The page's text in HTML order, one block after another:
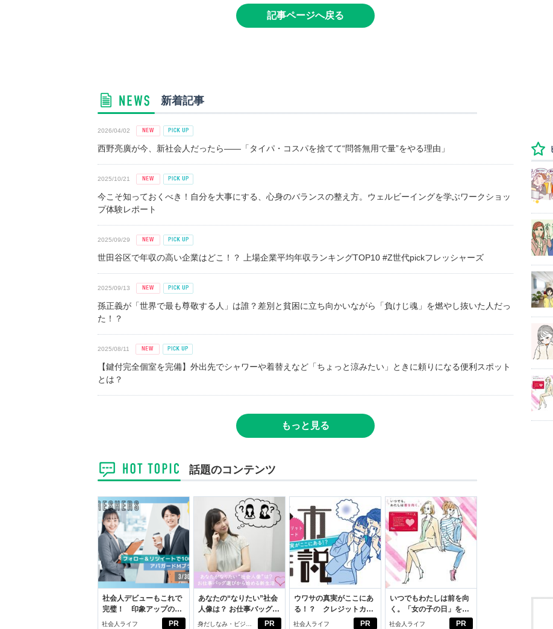
記事ページへ戻る
新着記事
2026/04/02
西野亮廣が今、新社会人だったら――「タイパ・コスパを捨てて“問答無用で量”をやる理由」
2025/10/21
今こそ知っておくべき！自分を大事にする、心身のバランスの整え方。ウェルビーイングを学ぶワークショッ
プ体験レポート
2025/09/29
世田谷区で年収の高い企業はどこ！？ 上場企業平均年収ランキングTOP10 #Z世代pickフレッシャーズ
2025/09/13
孫正義が「世界で最も尊敬する人」は誰？差別と貧困に立ち向かいながら「負けじ魂」を燃やし抜いた人だっ
た！？
2025/08/11
【鍵付完全個室を完備】外出先でシャワーや着替えなど「ちょっと涼みたい」ときに頼りになる便利スポット
とは？
もっと見る
話題のコンテンツ
PR
社会人デビューもこれで
完璧！ 印象アップのセ
ルフプロデュース術
社会人ライフ PR
あなたの“なりたい”社会
人像は？ お仕事バッグ選
びから始める新生活
身だしなみ・ビジネ
PR
ウワサの真実がここにあ
る！？ クレジットカー
ドの都市伝説
社会人ライフ PR
いつでもわたしは前を向
く。「女の子の日」を前
向きに♪社会人エリ・大
社会人ライフ